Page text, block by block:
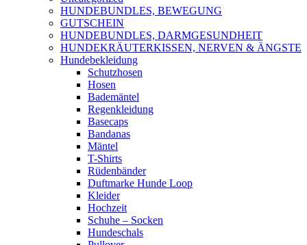
HUNDEBUNDLES, BEWEGUNG
GUTSCHEIN
HUNDEBUNDLES, DARMGESUNDHEIT
HUNDEKRÄUTERKISSEN, NERVEN & ÄNGSTE
Hundebekleidung
Schutzhosen
Hosen
Bademäntel
Regenkleidung
Basecaps
Bandanas
Mäntel
T-Shirts
Rüdenbänder
Duftmarke Hunde Loop
Kleider
Hochzeit
Schuhe – Socken
Hundeschals